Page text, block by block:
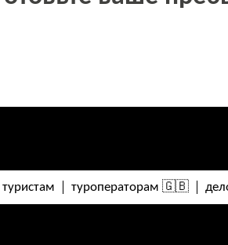
туристам туроператорам 🇬🇧